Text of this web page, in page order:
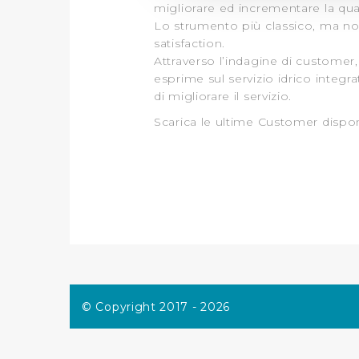
Utilizziamo dei cookie
navigazione sulle pagine e
consensi dallo stesso
per personalizzare
modo in cui l’Utente
loro o che hanno raccolto
eccezione dei cookie
dunque la continuazione
migliorare ed incrementare la
Lo strumento più classico, ma
satisfaction.
Attraverso l’indagine di
esprime sul servizio idrico
di migliorare il servizio.
Scarica le ultime Customer
© Copyright 2017 - 2026